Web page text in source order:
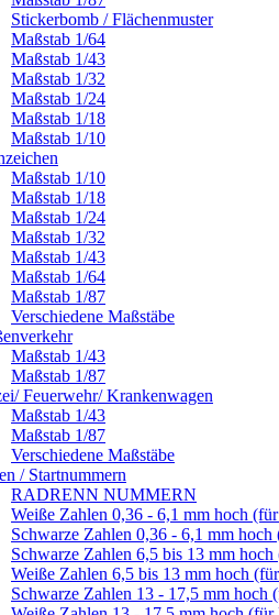
Stickerbomb / Flächenmuster
Maßstab 1/64
Maßstab 1/43
Maßstab 1/32
Maßstab 1/24
Maßstab 1/18
Maßstab 1/10
Maßstab 1/10
Maßstab 1/18
Maßstab 1/24
Maßstab 1/32
Maßstab 1/43
Maßstab 1/64
Maßstab 1/87
Verschiedene Maßstäbe
Maßstab 1/43
Maßstab 1/87
Feuerwehr/ Krankenwagen
Maßstab 1/43
Maßstab 1/87
Verschiedene Maßstäbe
/ Startnummern
RADRENN NUMMERN
Weiße Zahlen 0,36 - 6,1 mm hoch
Schwarze Zahlen 0,36 - 6,1 mm
Schwarze Zahlen 6,5 bis 13 mm
Weiße Zahlen 6,5 bis 13 mm hoch
Schwarze Zahlen 13 - 17,5 mm hoch